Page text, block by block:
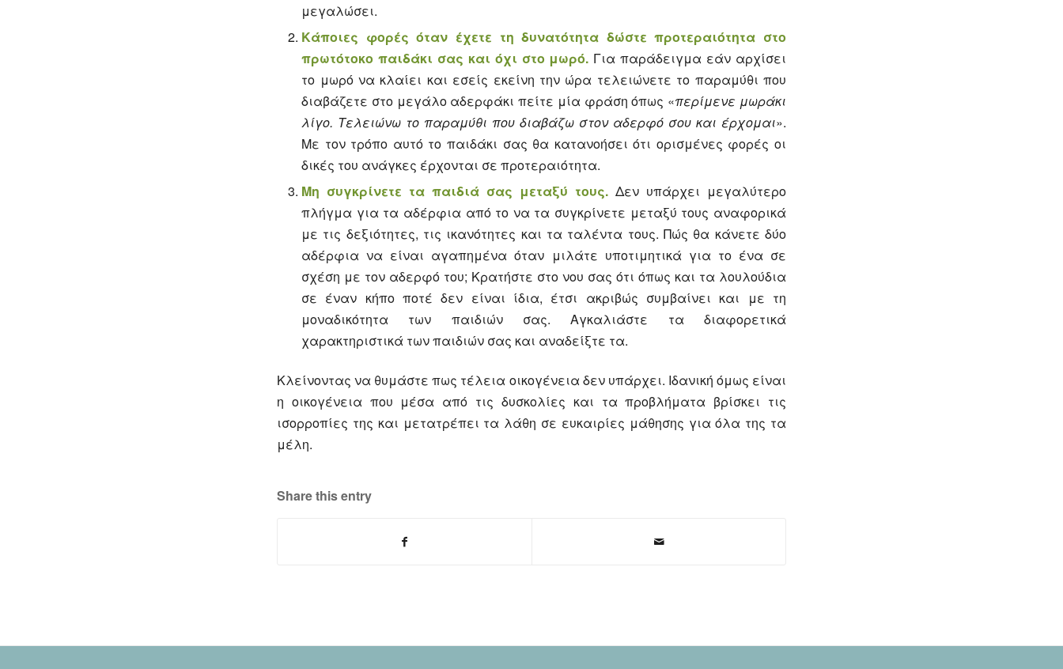
μεγαλώσει.
Κάποιες φορές όταν έχετε τη δυνατότητα δώστε προτεραιότητα στο
πρωτότοκο παιδάκι σας και όχι στο μωρό. Για παράδειγμα εάν αρχίσει
το μωρό να κλαίει και εσείς εκείνη την ώρα τελειώνετε το παραμύθι που
διαβάζετε στο μεγάλο αδερφάκι πείτε μία φράση όπως «περίμενε μωράκι
λίγο. Τελειώνω το παραμύθι που διαβάζω στον αδερφό σου και έρχομαι».
Με τον τρόπο αυτό το παιδάκι σας θα κατανοήσει ότι ορισμένες φορές οι
δικές του ανάγκες έρχονται σε προτεραιότητα.
Μη συγκρίνετε τα παιδιά σας μεταξύ τους.Δεν υπάρχει μεγαλύτερο
πλήγμα για τα αδέρφια από το να τα συγκρίνετε μεταξύ τους αναφορικά
με τις δεξιότητες, τις ικανότητες και τα ταλέντα τους. Πώς θα κάνετε δύο
αδέρφια να είναι αγαπημένα όταν μιλάτε υποτιμητικά για το ένα σε
σχέση με τον αδερφό του; Κρατήστε στο νου σας ότι όπως και τα λουλούδια
σε έναν κήπο ποτέ δεν είναι ίδια, έτσι ακριβώς συμβαίνει και με τη
μοναδικότητα των παιδιών σας. Αγκαλιάστε τα διαφορετικά
χαρακτηριστικά των παιδιών σας και αναδείξτε τα.
Κλείνοντας να θυμάστε πως τέλεια οικογένεια δεν υπάρχει. Ιδανική όμως είναι
η οικογένεια που μέσα από τις δυσκολίες και τα προβλήματα βρίσκει τις
ισορροπίες της και μετατρέπει τα λάθη σε ευκαιρίες μάθησης για όλα της τα
μέλη.
Share this entry